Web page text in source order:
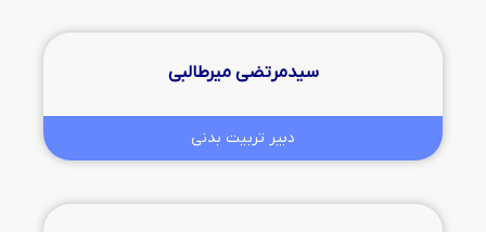
سیدمرتضی میرطالبی
دبیر تربیت بدنی